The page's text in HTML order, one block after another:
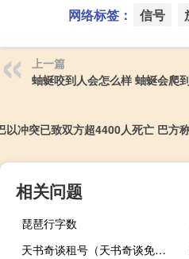
网络标签： 信号
上一篇
蚰蜒咬到人会怎么样 蚰蜒会爬
以冲突已致双方超4400人死亡 巴方
相关问题
琵琶行字数
天书奇谈租号（天书奇谈免费送号）